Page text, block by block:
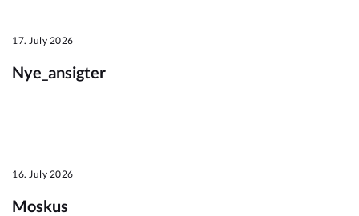
17. July 2026
Nye_ansigter
16. July 2026
Moskus